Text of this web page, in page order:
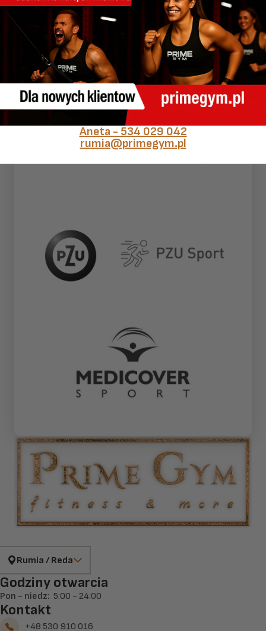
Aneta - 534 029 042
rumia@primegym.pl
Rumia / Reda
Godziny otwarcia
Pon - niedz: 5:00 - 24:00
Kontakt
+48 530 910 016